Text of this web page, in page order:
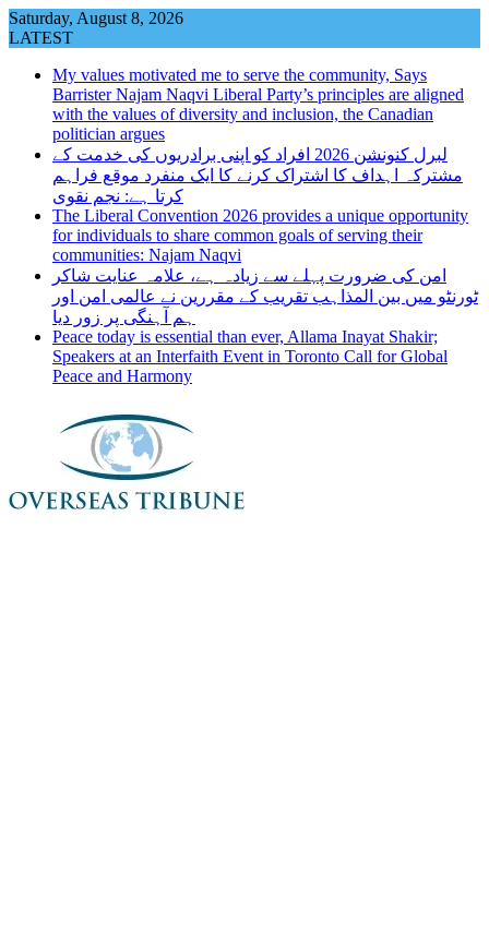
Skip
to
Saturday, August 8, 2026
LATEST
My values motivated me to serve the community, Says
Barrister Najam Naqvi Liberal Party’s principles are aligned
with the values of diversity and inclusion, the Canadian
politician argues
لبرل کنونشن 2026 افراد کو اپنی برادریوں کی خدمت کے
مشترکہ اہداف کا اشتراک کرنے کا ایک منفرد موقع فراہم
کرتا ہے: نجم نقوی
The Liberal Convention 2026 provides a unique opportunity
for individuals to share common goals of serving their
communities: Najam Naqvi
امن کی ضرورت پہلے سے زیادہ ہے، علامہ عنایت شاکر
ٹورنٹو میں بین المذاہب تقریب کے مقررین نے عالمی امن اور
ہم آہنگی پر زور دیا
Peace today is essential than ever, Allama Inayat Shakir;
Speakers at an Interfaith Event in Toronto Call for Global
Peace and Harmony